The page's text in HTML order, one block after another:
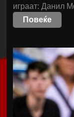
играат: Данил
Повеќе